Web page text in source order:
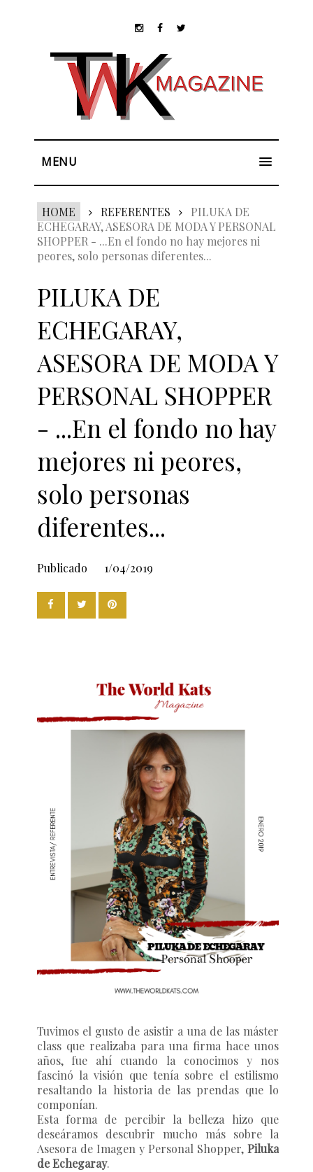
MENU
HOME REFERENTES
PILUKA DE
ECHEGARAY, ASESORA DE MODA Y PERSONAL
SHOPPER - ...En el fondo no hay mejores ni
peores, solo personas diferentes...
PILUKA DE
ECHEGARAY,
ASESORA DE MODA Y
PERSONAL SHOPPER
- ...En el fondo no hay
mejores ni peores,
solo personas
diferentes...
Publicado 1/04/2019
Tuvimos el gusto de asistir a una de las máster
class que realizaba para una firma hace unos
años, fue ahí cuando la conocimos y nos
fascinó la visión que tenía sobre el estilismo
resaltando la historia de las prendas que lo
componían.
Esta forma de percibir la belleza hizo que
deseáramos descubrir mucho más sobre la
Asesora de Imagen y Personal Shopper, Piluka
de Echegaray.